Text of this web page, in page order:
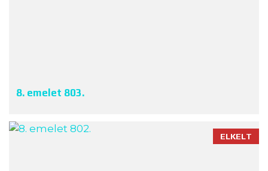
8. emelet 803.
ELKELT